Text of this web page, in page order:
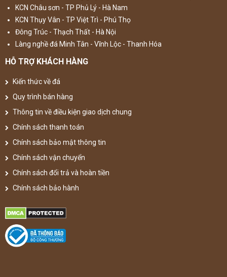
KCN Châu sơn - TP Phủ Lý - Hà Nam
KCN Thụy Vân - TP Việt Trì - Phú Thọ
Đông Trúc - Thạch Thất - Hà Nội
Làng nghề đá Minh Tân - Vĩnh Lộc - Thanh Hóa
HỖ TRỢ KHÁCH HÀNG
Kiến thức về đá
Quy trình bán hàng
Thông tin về điều kiện giao dịch chung
Chính sách thanh toán
Chính sách bảo mật thông tin
Chính sách vận chuyển
Chính sách đổi trả và hoàn tiền
Chính sách bảo hành